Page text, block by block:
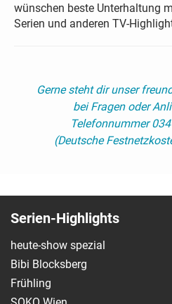
wünschen beste Unterhaltung
Serien und anderen TV-
Gerne steht dir unser
bei Fragen oder
Telefonnummer
(Deutsche
Serien-Highlights
heute-show spezial
Bibi Blocksberg
Frühling